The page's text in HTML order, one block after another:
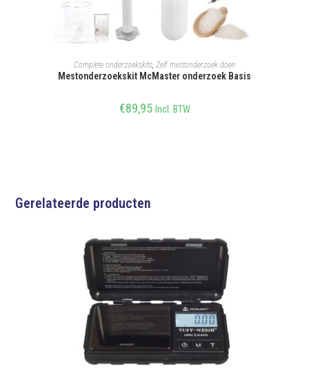
TOEVOEGEN AAN WINKELWAGEN
Complete onderzoekskits, Zelf mestonderzoek doen
Mestonderzoekskit McMaster onderzoek Basis
€89,95 Incl. BTW
Gerelateerde producten